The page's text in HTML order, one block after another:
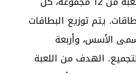
يتم توزيع البطاقات
الأسس، وأربعة
الهدف من اللعبة